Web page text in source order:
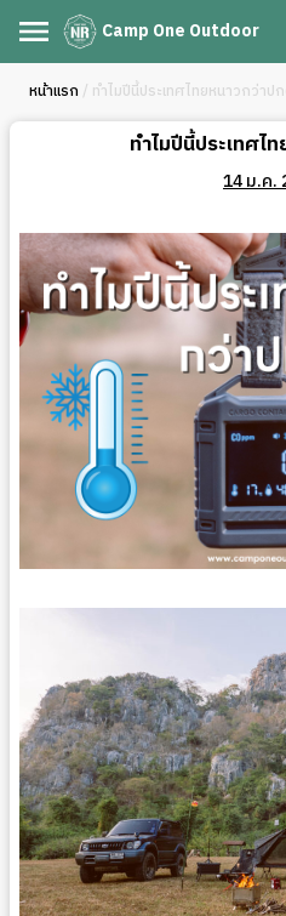
Camp One Outdoor
หน้าแรก / ทำไมปีนี้ประเทศไทยหนาวกว่าป
ทำไมปีนี้ประเทศไ
14 ม.ค.